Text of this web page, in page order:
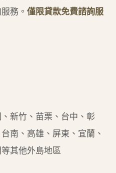
務。 僅限貸款免費諮詢服
新竹、苗栗、台中、彰
南、高雄、屏東、宜蘭、
其他外島地區